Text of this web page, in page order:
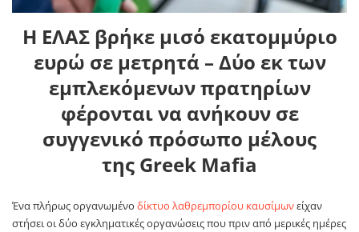
Η ΕΛΑΣ βρήκε μισό εκατομμύριο
ευρώ σε μετρητά – Δύο εκ των
εμπλεκόμενων πρατηρίων
φέρονται να ανήκουν σε
συγγενικό πρόσωπο μέλους
της Greek Mafia
Ένα πλήρως οργανωμένο δίκτυο λαθρεμπορίου καυσίμωνείχαν
στήσει οι δύο εγκληματικές οργανώσεις που πριν από μερικές ημέρες